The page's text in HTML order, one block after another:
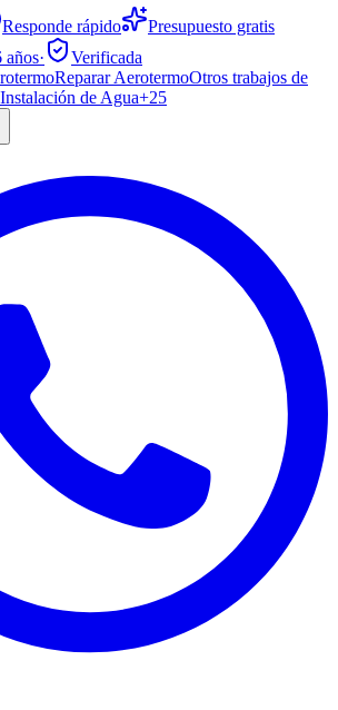
Responde rápido
Presupuesto gratis
años·
Verificada
Reparar AerotermoOtros trabajos de
de Agua+25